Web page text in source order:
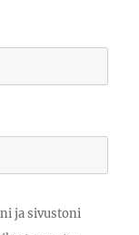
ja sivustoni